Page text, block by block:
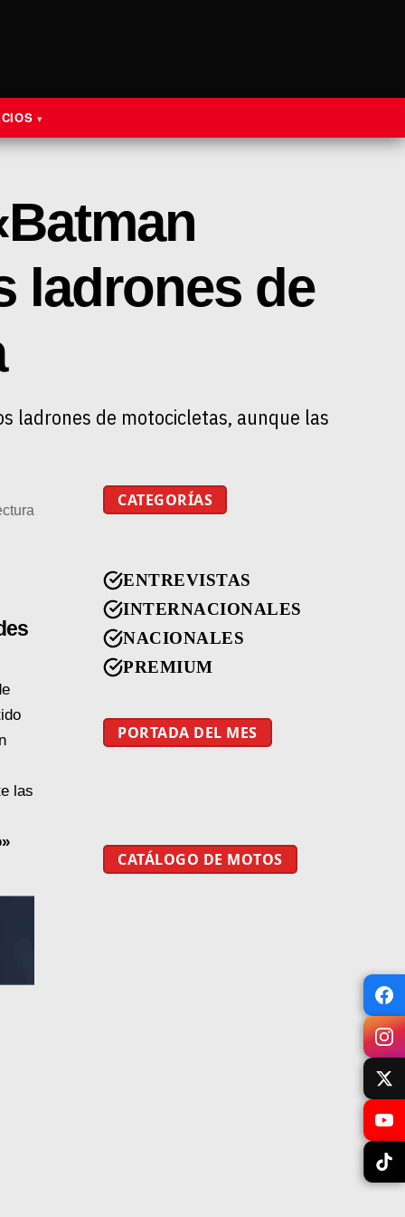
ladrones de
ladrones de motocicletas, aunque las
las
CATEGORÍAS
ENTREVISTAS
INTERNACIONALES
NACIONALES
PREMIUM
PORTADA DEL MES
CATÁLOGO DE MOTOS